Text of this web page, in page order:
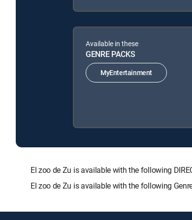
Available in these
GENRE PACKS
MyEntertainment
El zoo de Zu is available with the following
El zoo de Zu is available with the following